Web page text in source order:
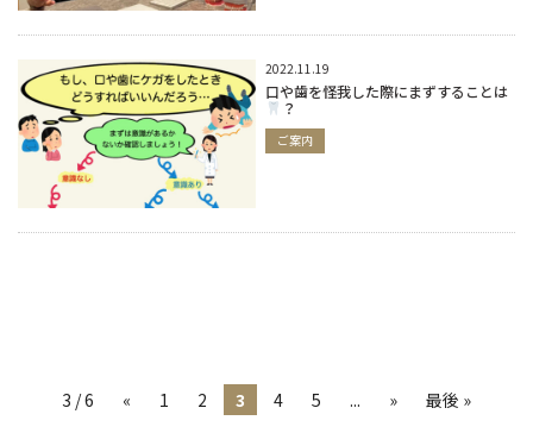
2022.11.19
口や歯を怪我した際にまずすることは
？
ご案内
3 / 6 « 1 2 3 4 5 ... » 最後 »